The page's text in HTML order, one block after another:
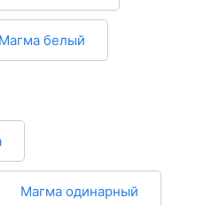
Магма белый
Магма одинарный